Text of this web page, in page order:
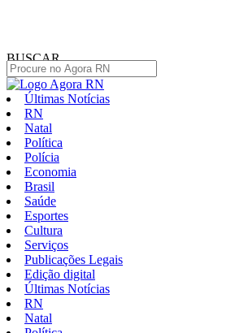
BUSCAR
Últimas Notícias
RN
Natal
Política
Polícia
Economia
Brasil
Saúde
Esportes
Cultura
Serviços
Publicações Legais
Edição digital
Últimas Notícias
RN
Natal